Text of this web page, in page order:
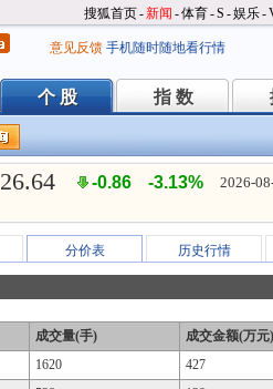
搜狐首页-新闻 -体育-S -娱乐-
意见反馈 手机随时随地看行情
个 股
个 股 指 数
指 数
26.64 -0.86 -3.13% 2026-
分价表 历史行情
成交量(手) 成交金额(万元)
1620 427